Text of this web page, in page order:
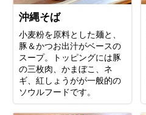
沖縄そば
小麦粉を原料とした麺と、
豚＆かつお出汁がベースの
スープ。トッピングには豚
の三枚肉、かまぼこ、ネ
ギ、紅しょうがが一般的の
ソウルフードです。